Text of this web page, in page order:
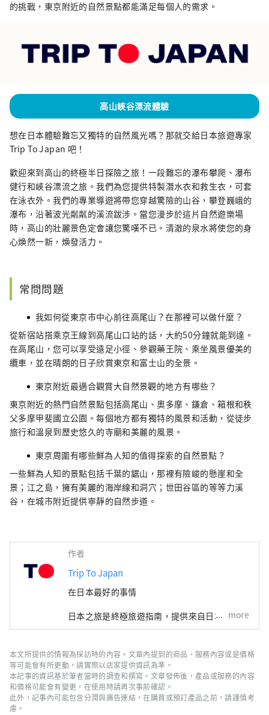
的挑戰，東京附近的自然景點都能滿足每個人的需求。
高山峽谷漂流體驗
想在日本體驗難忘又獨特的自然風光嗎？那就交給日本旅遊專家
Trip To Japan 吧！
歡迎來到高山的終極半日探險之旅！一段難忘的瀑布攀爬、瀑布
健行和峽谷漂流之旅。我們為您提供特製潛水衣和救生衣，可套
在泳衣外。我們的專業導遊將帶您穿越驚險的山谷，攀登巍峨的
瀑布，沿著波光粼粼的溪流跋涉。當您漫步於這片自然遊樂場
時，高山的壯麗景色定會讓您驚嘆不已。清澈的泉水將使您的身
心煥然一新，煥發活力。
常問問題
我如何從東京市中心前往高尾山？在那裡可以做什麼？
從新宿站搭乘京王線到高尾山口站的話，大約50分鐘就能到達。
在高尾山，您可以享受遠足小徑、參觀藥王院、乘坐風景優美的
纜車，並在晴朗的日子欣賞東京和富士山的全景。
東京附近最適合觀賞大自然景觀的地方有哪些？
東京附近的熱門自然景點包括高尾山、奧多摩、鎌倉、箱根和秩
父多摩甲斐國立公園。每個地方都有獨特的風景和活動，從徒步
旅行和溫泉到歷史悠久的寺廟和美麗的風景。
東京周圍有哪些鮮為人知的值得探索的自然景點？
一些鮮為人知的景點包括千葉的鋸山，那裡有險峻的懸崖和全
景；江之島，擁有美麗的海岸線和洞穴；世田谷區的等等力溪
谷，在城市附近提供寧靜的自然步道。
作者
Trip To Japan
在日本最好的事情
日本之旅是終極旅遊指南，提供來自日本各地的
數千張可預訂門票和體驗。從東京充滿活力的城
我們都能滿足您的需求。我們的平台提供熱門旅
遊景點、當地美食、購物、住宿和實用旅遊技巧
的全面資源。 我們的獨特之處在於我們可自訂
的多日遊，包括酒店、JR 通票和導遊，所有這
些都可以在一次結帳中獲得。無論您是想探索京
more
本文所提供的情報為採訪時的內容。文章內提到的商品、服務內容或是價格
等可能會有所更動，請實際以店家提供資訊為準。
本記事的資訊基於筆者當時的調查和撰寫。文章發佈後，產品或服務的內容
和價格可能會有變更，在使用時請再次事前確認。
此外，記事內可能包含分潤與廣告連結，在購買或預訂產品之前，請謹慎考
慮。